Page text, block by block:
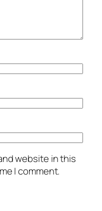
website in this
I comment.